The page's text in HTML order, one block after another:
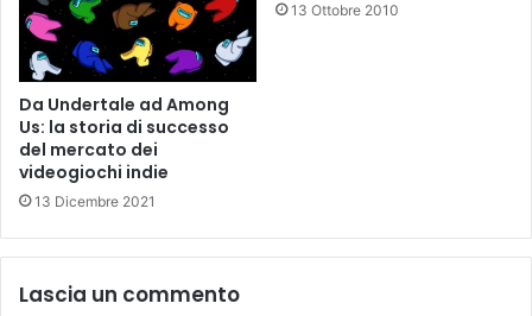
Da Undertale ad Among
Us: la storia di successo
del mercato dei
videogiochi indie
13 Dicembre 2021
13 Ottobre 2010
Lascia un commento